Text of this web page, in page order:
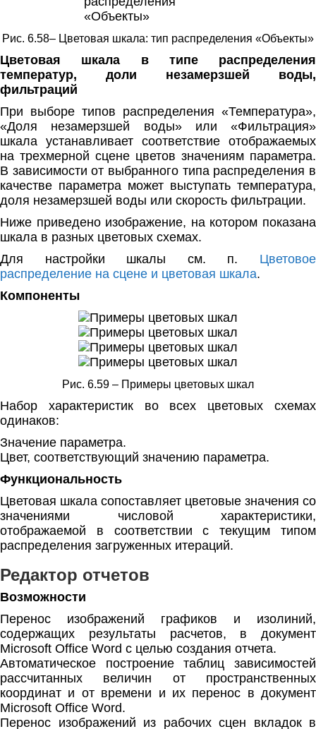
Рис. 6.58– Цветовая шкала: тип распределения «Объекты»
Цветовая шкала в типе распределения
температур, доли незамерзшей воды,
фильтраций
При выборе типов распределения «Температура»,
«Доля незамерзшей воды» или «Фильтрация»
шкала устанавливает соответствие отображаемых
на трехмерной сцене цветов значениям параметра.
В зависимости от выбранного типа распределения в
качестве параметра может выступать температура,
доля незамерзшей воды или скорость фильтрации.
Ниже приведено изображение, на котором показана
шкала в разных цветовых схемах.
Для настройки шкалы см. п. Цветовое
распределение на сцене и цветовая шкала.
Компоненты
Рис. 6.59 – Примеры цветовых шкал
Набор характеристик во всех цветовых схемах
одинаков:
Значение параметра.
Цвет, соответствующий значению параметра.
Функциональность
Цветовая шкала сопоставляет цветовые значения со
значениями числовой характеристики,
отображаемой в соответствии с текущим типом
распределения загруженных итераций.
Редактор отчетов
Возможности
Перенос изображений графиков и изолиний,
содержащих результаты расчетов, в документ
Microsoft Office Word с целью создания отчета.
Автоматическое построение таблиц зависимостей
рассчитанных величин от пространственных
координат и от времени и их перенос в документ
Microsoft Office Word.
Перенос изображений из рабочих сцен вкладок в